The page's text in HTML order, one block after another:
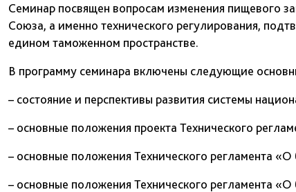
Семинар посвящен вопросам изменения пищевого
Союза, а именно технического регулирования,
едином таможенном пространстве.
В программу семинара включены следующие
– состояние и перспективы развития системы
– основные положения проекта Технического
– основные положения Технического регламента
– основные положения Технического регламента «О